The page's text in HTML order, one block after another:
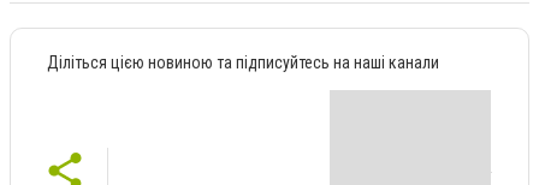
Діліться цією новиною та підписуйтесь на наші канали